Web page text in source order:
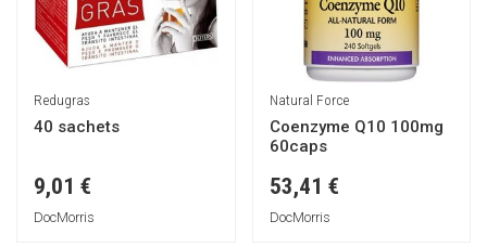
Redugras
40 sachets
9,01 €
DocMorris
Natural Force
Coenzyme Q10 100mg
60caps
53,41 €
DocMorris